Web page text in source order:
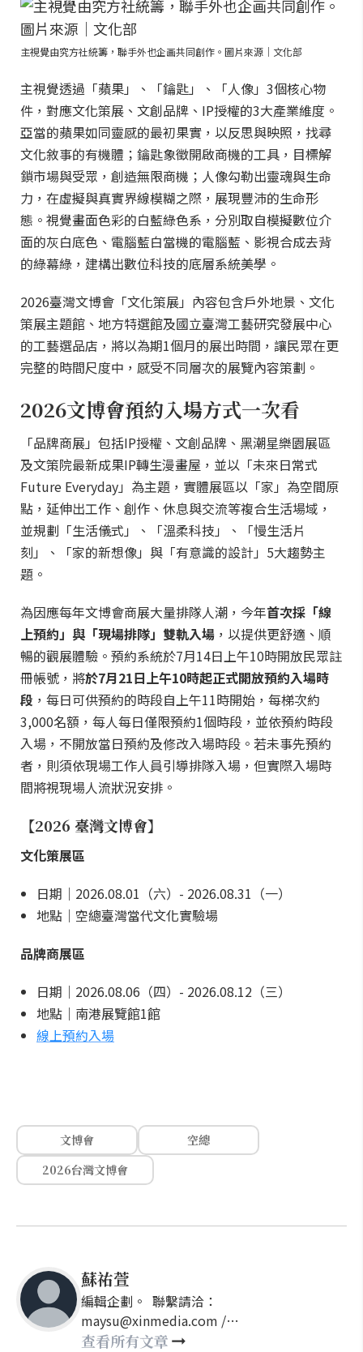
主視覺由究方社統籌，聯手外也企画共同創作。圖片來源｜文化部
主視覺透過「蘋果」、「鑰匙」、「人像」3個核心物
件，對應文化策展、文創品牌、IP授權的3大產業維度。
亞當的蘋果如同靈感的最初果實，以反思與映照，找尋
文化敘事的有機體；鑰匙象徵開啟商機的工具，目標解
鎖市場與受眾，創造無限商機；人像勾勒出靈魂與生命
力，在虛擬與真實界線模糊之際，展現豐沛的生命形
態。視覺畫面色彩的白藍綠色系，分別取自模擬數位介
面的灰白底色、電腦藍白當機的電腦藍、影視合成去背
的綠幕綠，建構出數位科技的底層系統美學。
2026臺灣文博會「文化策展」內容包含戶外地景、文化
策展主題館、地方特選館及國立臺灣工藝研究發展中心
的工藝選品店，將以為期1個月的展出時間，讓民眾在更
完整的時間尺度中，感受不同層次的展覽內容策劃。
2026文博會預約入場方式一次看
「品牌商展」包括IP授權、文創品牌、黑潮星樂園展區
及文策院最新成果IP轉生漫畫屋，並以「未來日常式
Future Everyday」為主題，實體展區以「家」為空間原
點，延伸出工作、創作、休息與交流等複合生活場域，
並規劃「生活儀式」、「溫柔科技」、「慢生活片
刻」、「家的新想像」與「有意識的設計」5大趨勢主
題。
為因應每年文博會商展大量排隊人潮，今年首次採「線
上預約」與「現場排隊」雙軌入場 ，以提供更舒適、順
暢的觀展體驗。預約系統於7月14日上午10時開放民眾註
冊帳號，將於7月21日上午10時起正式開放預約入場時
段 ，每日可供預約的時段自上午11時開始，每梯次約
3,000名額，每人每日僅限預約1個時段，並依預約時段
入場，不開放當日預約及修改入場時段。若未事先預約
者，則須依現場工作人員引導排隊入場，但實際入場時
間將視現場人流狀況安排。
【2026 臺灣文博會】
文化策展區
日期｜2026.08.01（六）- 2026.08.31（一）
地點｜空總臺灣當代文化實驗場
品牌商展區
日期｜2026.08.06（四）- 2026.08.12（三）
地點｜南港展覽館1館
線上預約入場
文博會
空總
2026台灣文博會
蘇祐萱
編輯企劃。 聯繫請洽：
maysu@xinmedia.com /
may860527@gmail.com
查看所有文章